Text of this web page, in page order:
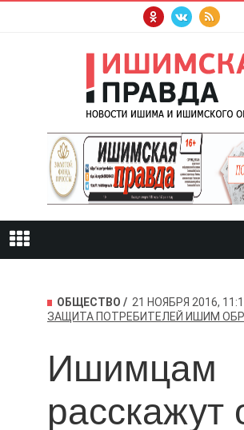
ОБЩЕСТВО
21 НОЯБРЯ 2016,
ЗАЩИТА ПОТРЕБИТЕЛЕЙ ИШИМ
Ишимцам
расскажут